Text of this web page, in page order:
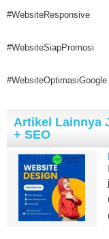
#WebsiteResponsive
#WebsiteSiapPromosi
#WebsiteOptimasiGoogle
Artikel Lainnya
+ SEO